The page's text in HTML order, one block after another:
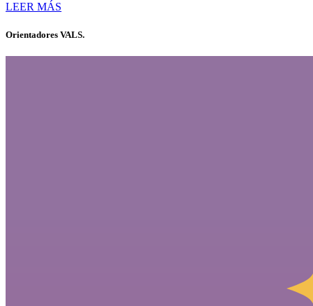
LEER MÁS
Orientadores VALS.